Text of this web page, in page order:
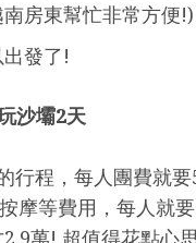
房東幫忙非常方便!)
發了!
沙壩2天
行程，每人團費就
摩等費用，每人就
萬! 超值得花點心思